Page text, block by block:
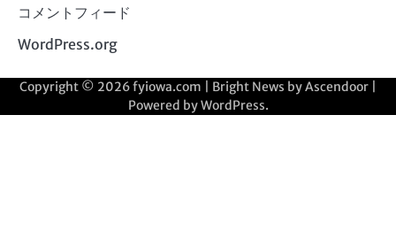
コメントフィード
WordPress.org
Copyright © 2026fyiowa.com | Bright News byAscendoor
Powered byWordPress.